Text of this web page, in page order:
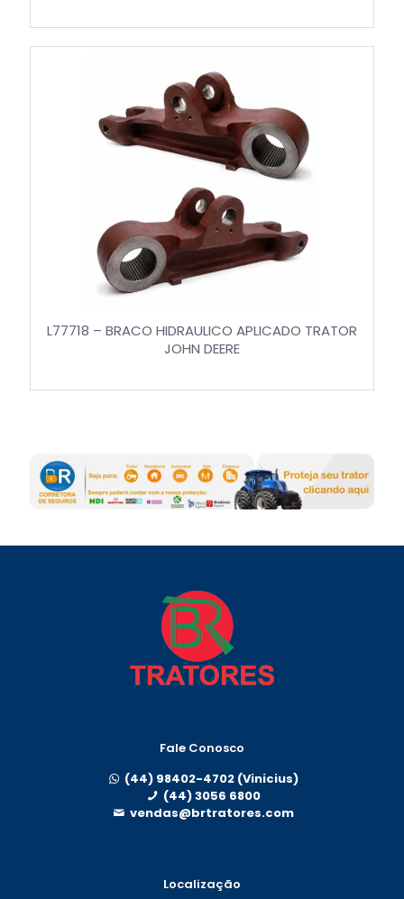
L77718 – BRACO HIDRAULICO APLICADO TRATOR
JOHN DEERE
Fale Conosco
(44) 98402-4702 (Vinicius)
(44) 3056 6800
vendas@brtratores.com
Localização